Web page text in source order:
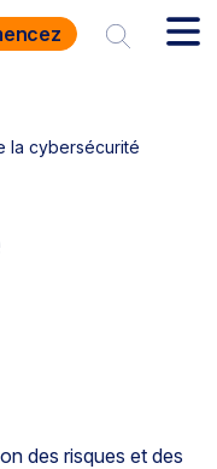
la cybersécurité
des risques et des